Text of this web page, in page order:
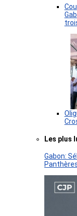
Les plus
Gabon: